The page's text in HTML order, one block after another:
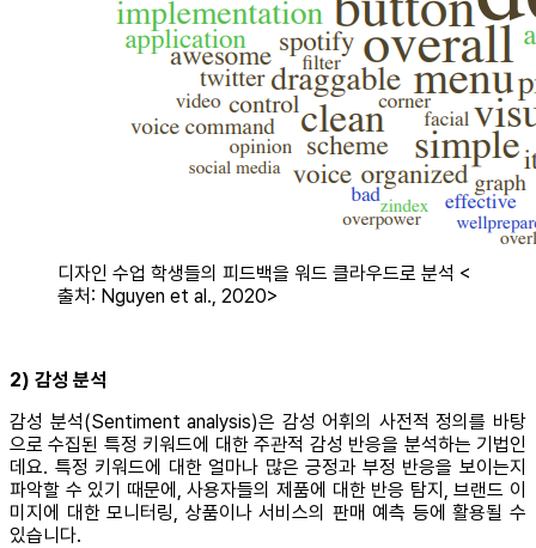
디자인 수업 학생들의 피드백을 워드 클라우드로 분석 <
출처: Nguyen et al., 2020>
2) 감성 분석
감성 분석(Sentiment analysis)은 감성 어휘의 사전적 정의를 바탕
으로 수집된 특정 키워드에 대한 주관적 감성 반응을 분석하는 기법인
데요. 특정 키워드에 대한 얼마나 많은 긍정과 부정 반응을 보이는지
파악할 수 있기 때문에, 사용자들의 제품에 대한 반응 탐지, 브랜드 이
미지에 대한 모니터링, 상품이나 서비스의 판매 예측 등에 활용될 수
있습니다.